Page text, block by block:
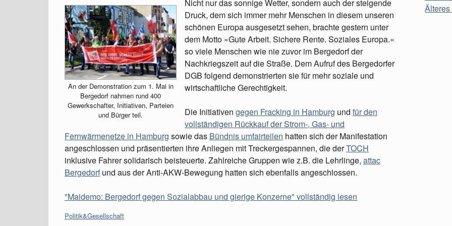
An der Demonstration zum 1. Mai in
Bergedorf nahmen rund 400
Gewerkschafter, Initiativen, Parteien
und Bürger teil.
Nicht nur das sonnige Wetter, sondern auch der steigende
Druck, dem sich immer mehr Menschen in diesem unseren
schönen Europa ausgesetzt sehen, brachte gestern unter
dem Motto »Gute Arbeit. Sichere Rente. Soziales Europa.«
so viele Menschen wie nie zuvor im Bergedorf der
Nachkriegszeit auf die Straße. Dem Aufruf des Bergedorfer
DGB folgend demonstrierten sie für mehr soziale und
wirtschaftliche Gerechtigkeit.
Die Initiativen gegen Fracking in Hamburg und für den
vollständigen Rückkauf der Strom-, Gas- und
Fernwärmenetze in Hamburg sowie das Bündnis umfairteilen hatten sich der Manifestation
angeschlossen und präsentierten ihre Anliegen mit Treckergespannen, die derTOCH
inklusive Fahrer solidarisch beisteuerte. Zahlreiche Gruppen wie z.B. die Lehrlinge, attac
Bergedorfund aus der Anti-AKW-Bewegung hatten sich ebenfalls angeschlossen.
"Maidemo: Bergedorf gegen Sozialabbau und gierige Konzerne" vollständig lesen
Kategorien:
Politik&Gesellschaft
Älteres